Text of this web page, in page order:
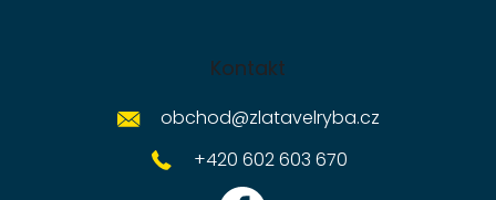
Kontakt
obchod@zlatavelryba.cz
+420 602 603 670